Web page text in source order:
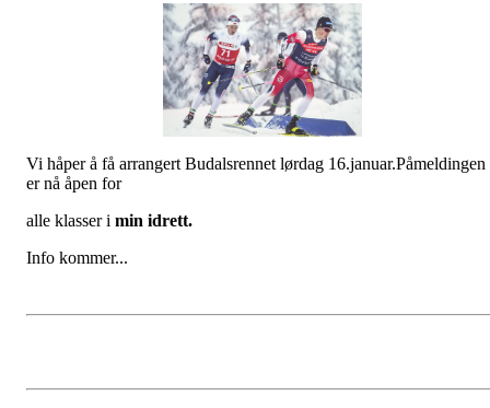
Vi håper å få arrangert Budalsrennet lørdag 16.januar.Påmeldingen
er nå åpen for
alle klasser i min idrett.
Info kommer...